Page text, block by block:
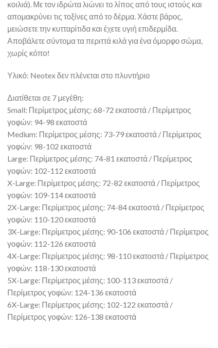
κοιλιά). Με τον ιδρώτα λιώνει το λίπος από τους ιστούς και
απομακρύνει τις τοξίνες από το δέρμα. Χάστε βάρος,
μειώσετε την κυτταρίτιδα και έχετε υγιή επιδερμίδα.
Αποβάλετε σύντομα τα περιττά κιλά για ένα όμορφο σώμα,
χωρίς κόπο!
Υλικό: Neotex δεν πλένεται στο πλυντήριο
Διατίθεται σε 7 μεγέθη:
Small: Περίμετρος μέσης: 68-72 εκατοστά / Περίμετρος
γοφών: 94-98 εκατοστά
Medium: Περίμετρος μέσης: 73-79 εκατοστά / Περίμετρος
γοφών: 98-102 εκατοστά
Large: Περίμετρος μέσης: 74-81 εκατοστά / Περίμετρος
γοφών: 102-112 εκατοστά
X-Large: Περίμετρος μέσης: 72-82 εκατοστά / Περίμετρος
γοφών: 109-114 εκατοστά
2X-Large: Περίμετρος μέσης: 74-84 εκατοστά / Περίμετρος
γοφών: 110-120 εκατοστά
3X-Large: Περίμετρος μέσης: 90-106 εκατοστά / Περίμετρος
γοφών: 112-126 εκατοστά
4X-Large: Περίμετρος μέσης: 98-110 εκατοστά / Περίμετρος
γοφών: 118-130 εκατοστά
5X-Large: Περίμετρος μέσης: 100-113 εκατοστά /
Περίμετρος γοφών: 124-136 εκατοστά
6X-Large: Περίμετρος μέσης: 102-122 εκατοστά /
Περίμετρος γοφών: 126-138 εκατοστά